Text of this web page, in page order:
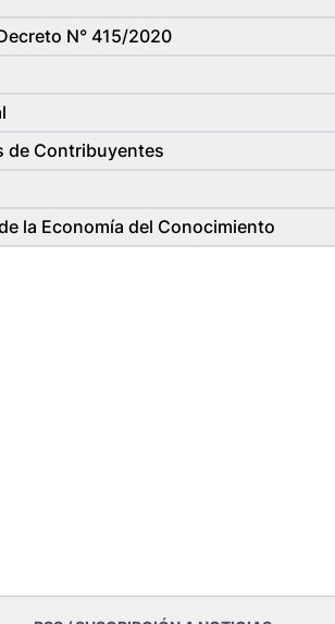
N° 415/2020
de Contribuyentes
la Economía del Conocimiento